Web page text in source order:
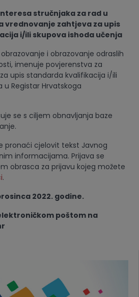
stručnjaka za rad u
vrednovanje zahtjeva za upis
i/ili skupova ishoda učenja
i obrazovanje odraslih
imenuje povjerenstva za
upis standarda kvalifikacija i/ili
Registar Hrvatskoga
se s ciljem obnavljanja baze
pronaći cjelovit tekst Javnog
informacijama. Prijava se
obrasca za prijavu kojeg možete
.
2022. godine.
poštom na